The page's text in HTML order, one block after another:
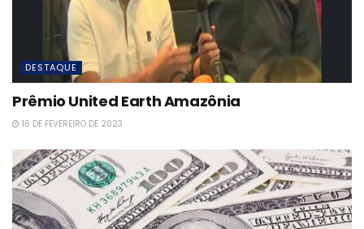
DESTAQUE
Prêmio United Earth Amazônia
16 DE FEVEREIRO DE 2023